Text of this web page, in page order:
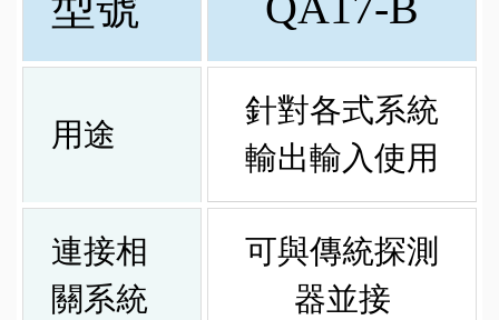
用途
針對各式系統
輸出輸入使用
連接相
關系統
可與傳統探測
器並接